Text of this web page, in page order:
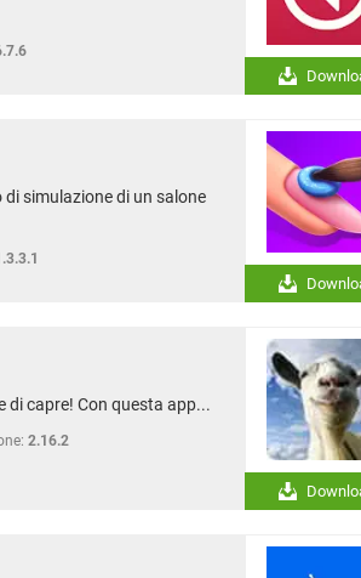
simulazione di un salone
di capre! Con questa app...
2.16.2